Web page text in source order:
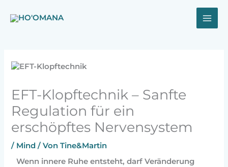
Inhalt
EFT-Klopftechnik – Sanfte
Regulation für ein
erschöpftes Nervensystem
/ Mind / VonTine&Martin
Wenn innere Ruhe entsteht, darf Veränderung